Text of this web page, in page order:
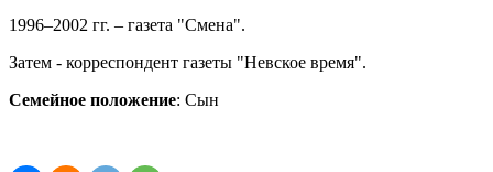
1996–2002 гг. – газета "Смена".
Затем - корреспондент газеты "Невское время".
Семейное положение: Сын